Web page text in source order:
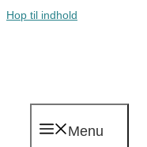
Hop til indhold
Menu